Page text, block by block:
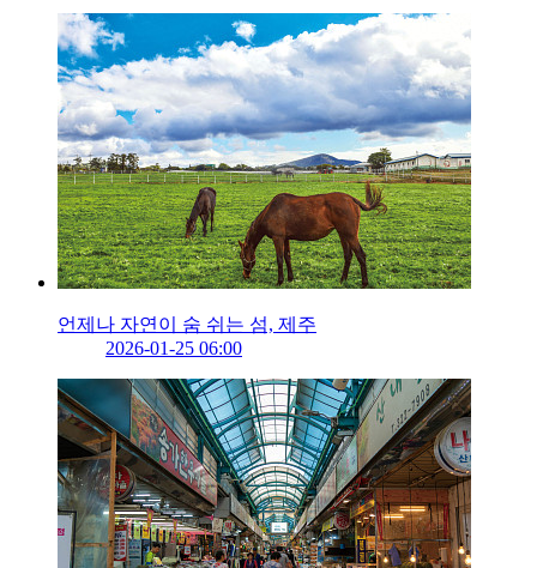
언제나 자연이 숨 쉬는 섬, 제주
2026-01-25 06:00